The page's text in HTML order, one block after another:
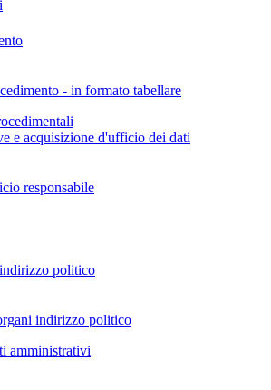
- in formato tabellare
e acquisizione d'ufficio dei dati
responsabile
politico
indirizzo politico
amministrativi